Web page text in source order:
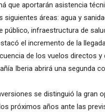
que aportarán asistencia
siguientes áreas: agua y
público, infraestructura de
el incremento de la
de los vuelos directos
Iberia abrirá una segunda
se distinguió la gran
próximos años ante las